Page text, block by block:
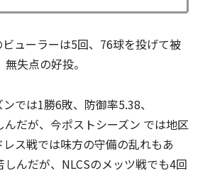
ビューラーは5回、76球を投げて被
失点の好投。
では1勝6敗、防御率5.38、
んだが、今ポストシーズン では地区
ス戦では味方の守備の乱れもあ
しんだが、NLCSのメッツ戦でも4回